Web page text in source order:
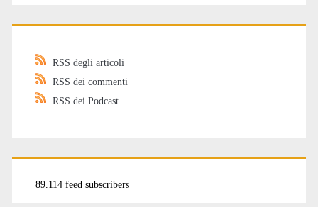
RSS degli articoli
RSS dei commenti
RSS dei Podcast
89.114 feed subscribers